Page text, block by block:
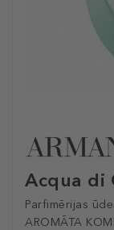
Acqua di
Parfimērijas
AROMĀTA